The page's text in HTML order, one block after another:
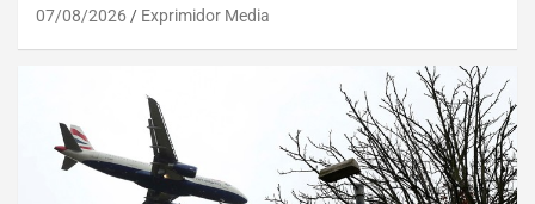
07/08/2026 Exprimidor Media